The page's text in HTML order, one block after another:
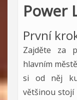
Power
První
Zajděte za
hlavním
si od něj
většinou stojí